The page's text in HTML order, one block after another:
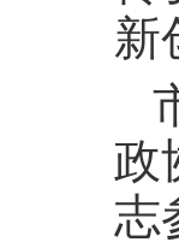
新
政
志